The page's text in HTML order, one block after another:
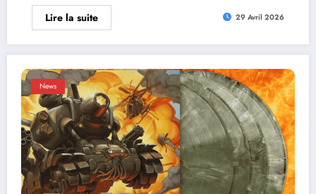
Lire la suite 29 Avril 2026
News